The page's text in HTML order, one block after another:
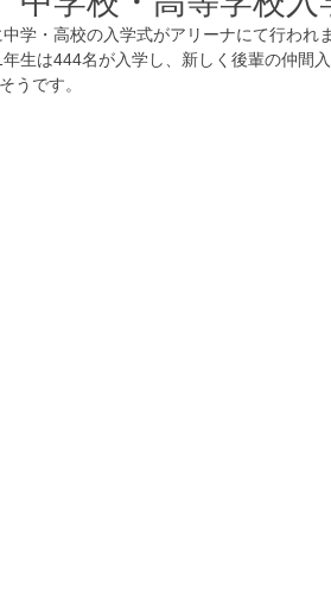
学・高校の入学式がアリーナにて行われま
生は444名が入学し、新しく後輩の仲間
うです。